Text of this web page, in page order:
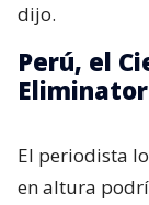
dijo.
Perú, el
El periodista
en altura